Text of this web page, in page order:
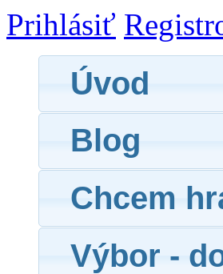
Prihlásiť
Úvod
Blog
Chcem
Výbor -